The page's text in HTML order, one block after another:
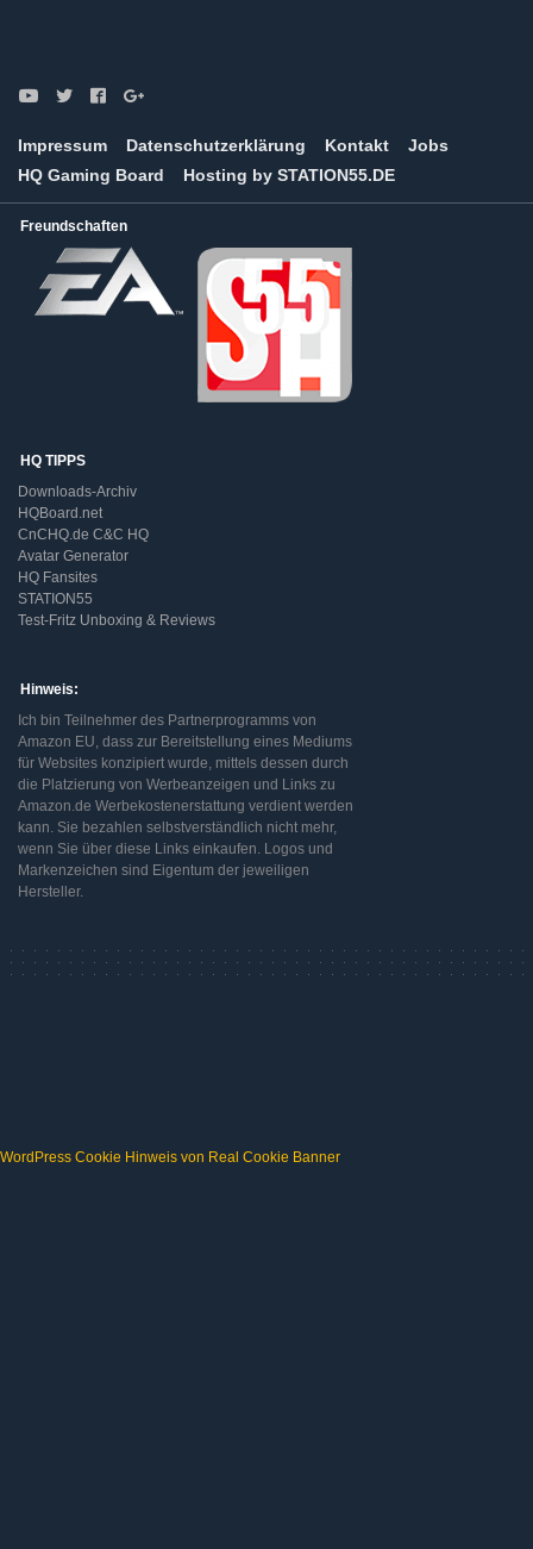
Impressum Datenschutzerklärung Kontakt
Jobs
HQ Gaming Board
Hosting by STATION55.DE
Freundschaften
HQ TIPPS
Downloads-Archiv
HQBoard.net
CnCHQ.de C&C HQ
Avatar Generator
HQ Fansites
STATION55
Test-Fritz Unboxing & Reviews
Hinweis:
Ich bin Teilnehmer des Partnerprogramms von
Amazon EU, dass zur Bereitstellung eines Mediums
für Websites konzipiert wurde, mittels dessen durch
die Platzierung von Werbeanzeigen und Links zu
Amazon.de Werbekostenerstattung verdient werden
kann. Sie bezahlen selbstverständlich nicht mehr,
wenn Sie über diese Links einkaufen. Logos und
Markenzeichen sind Eigentum der jeweiligen
Hersteller.
WordPress Cookie Hinweis von Real Cookie Banner